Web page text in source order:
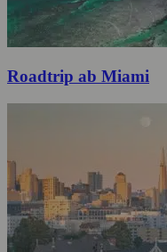
Roadtrip ab Miami